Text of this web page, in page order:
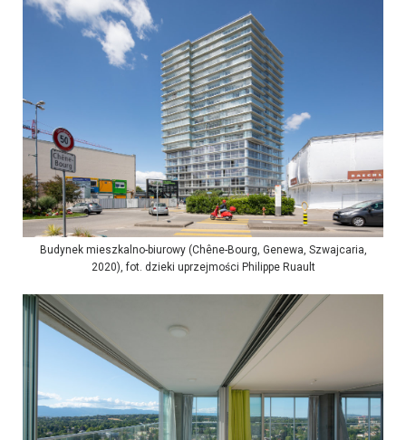
Budynek mieszkalno-biurowy (Chêne-Bourg, Genewa, Szwajcaria,
2020), fot. dzieki uprzejmości Philippe Ruault